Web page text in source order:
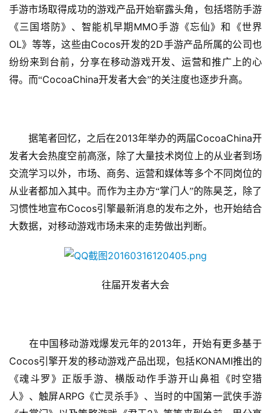
茶
原
创
戏
手
机
游
戏
单
2
0
2
手游市场取得成功的游戏产品开始崭露头角，包括塔防手游
《三国塔防》、智能机早期 MMO手游《忘仙》和《世界
OL》等等，这些由Cocos开发的2D手游产品所属的公司也
纷纷来到台前，分享在移动游戏开发、运营和推广上的心
得。而“CocoaChina开发者大会”的关注度也逐步升高。
据笔者回忆，之后在2013年举办的两届CocoaChina开
发者大会热度空前高涨，除了大量技术岗位上的从业者到场
交流学习以外，市场、商务、运营和媒体等多个不同岗位的
从业者都加入其中。而作为主办方“掌门人”的陈昊芝，除了
习惯性地宣布Cocos引擎最新消息的发布之外，也开始结合
大数据，对移动游戏市场未来的走势做出判断。
往届开发者大会
在中国移动游戏爆发元年的2013年，开始有更多基于
Cocos引擎开发的移动游戏产品出现，包括KONAMI推出的
《魂斗罗》正版手游、横版动作手游开山鼻祖《时空猎
人》、触屏ARPG 《亡灵杀手》、当时的中国第一武侠手游